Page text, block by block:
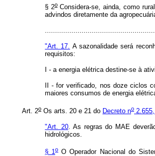
§ 2oConsidera-se, ainda, como
advindos diretamente da
"Art. 17. A sazonalidade será
requisitos:
I - a energia elétrica destine-se à
II - for verificado, nos doze ciclos
maiores consumos de energia
Art. 2o Os arts. 20 e 21 do Decreto no
"Art. 20. As regras do MAE
hidrológicos.
§ 1oO Operador Nacional do